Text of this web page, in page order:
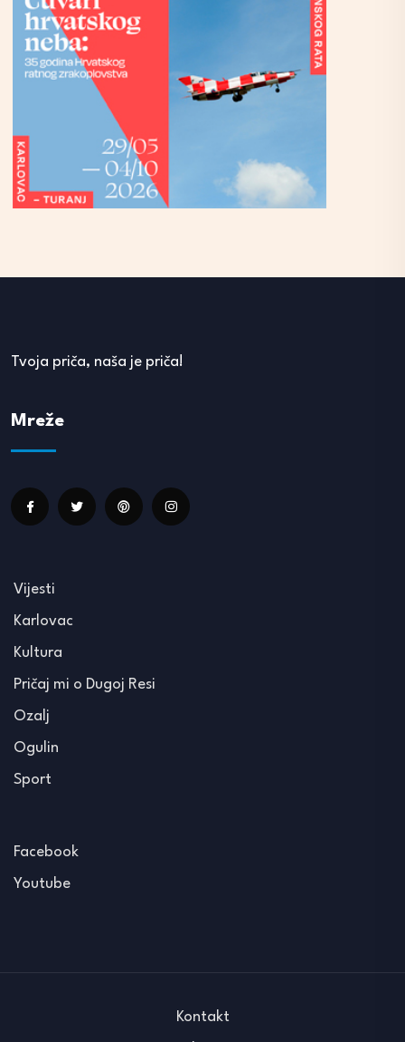
Tvoja priča, naša je priča!
Mreže
Vijesti
Karlovac
Kultura
Pričaj mi o Dugoj Resi
Ozalj
Ogulin
Sport
Facebook
Youtube
Kontakt